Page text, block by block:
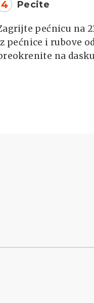
4 Pecite
pećnicu na
pećnice i rubove
na